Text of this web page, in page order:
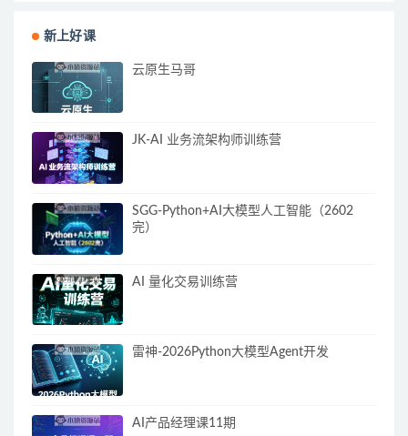
新上好课
云原生马哥
JK-AI 业务流架构师训练营
SGG-Python+AI大模型人工智能（2602
完）
AI 量化交易训练营
雷神-2026Python大模型Agent开发
AI产品经理课11期